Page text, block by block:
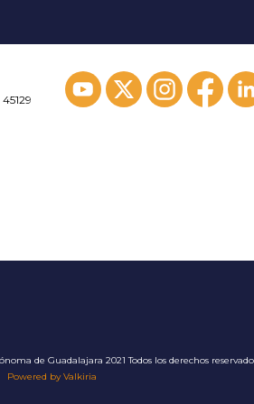
de Guadalajara 2021 Todos los derechos
Powered by Valkiria